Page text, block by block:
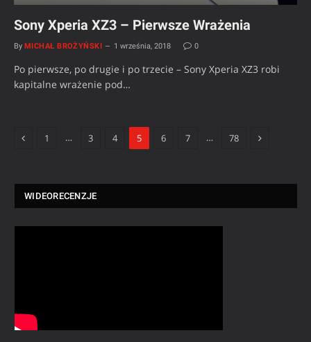
Sony Xperia XZ3 – Pierwsze Wrażenia
By MICHAŁ BROŻYŃSKI 1 września, 2018 0
Po pierwsze, po drugie i po trzecie – Sony Xperia XZ3 robi
kapitalne wrażenie pod…
Previous
1 … 3 4 5 6 7 … 78 Next
WIDEORECENZJE